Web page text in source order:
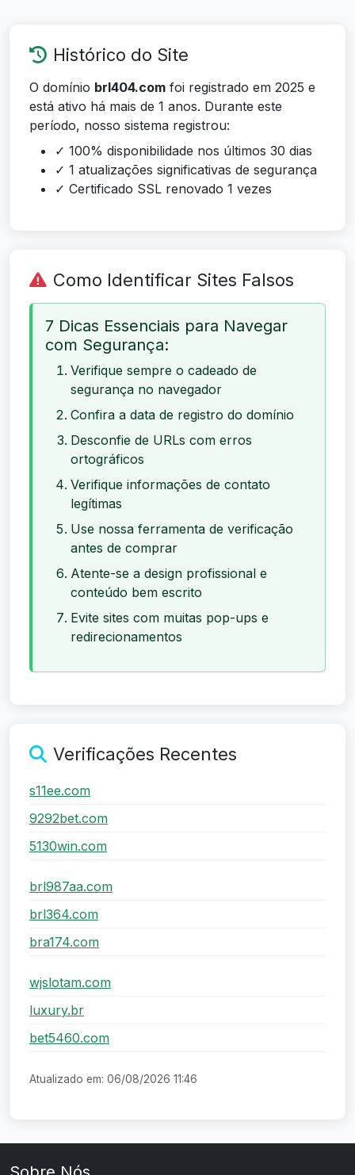
Histórico do Site
O domínio brl404.com foi registrado em 2025 e
está ativo há mais de 1 anos. Durante este
período, nosso sistema registrou:
✓ 100% disponibilidade nos últimos 30 dias
✓ 1 atualizações significativas de segurança
✓ Certificado SSL renovado 1 vezes
Como Identificar Sites Falsos
7 Dicas Essenciais para Navegar
com Segurança:
Verifique sempre o cadeado de
segurança no navegador
Confira a data de registro do domínio
Desconfie de URLs com erros
ortográficos
Verifique informações de contato
legítimas
Use nossa ferramenta de verificação
antes de comprar
Atente-se a design profissional e
conteúdo bem escrito
Evite sites com muitas pop-ups e
redirecionamentos
Verificações Recentes
s11ee.com
9292bet.com
5130win.com
brl987aa.com
brl364.com
bra174.com
wjslotam.com
luxury.br
bet5460.com
Atualizado em: 06/08/2026 11:46